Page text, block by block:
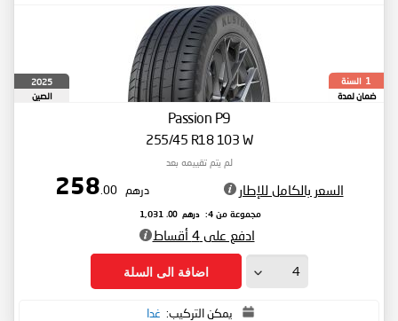
1 السنة
ضمان لمدة
2025
الصين
Passion P9
255/45 R18 103 W
لم يتم تقييمه بعد
السعر بالكامل للإطار درهم 258
.00
مجموعة من 4: درهم 1,031
.00
ادفع على 4 أقساط
اضافة الى السلة
يمكن التركيب: غدا